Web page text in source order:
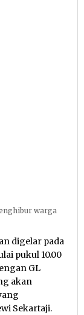
warga
digelar pada
pukul 10.00
GL
akan
Sekartaji.